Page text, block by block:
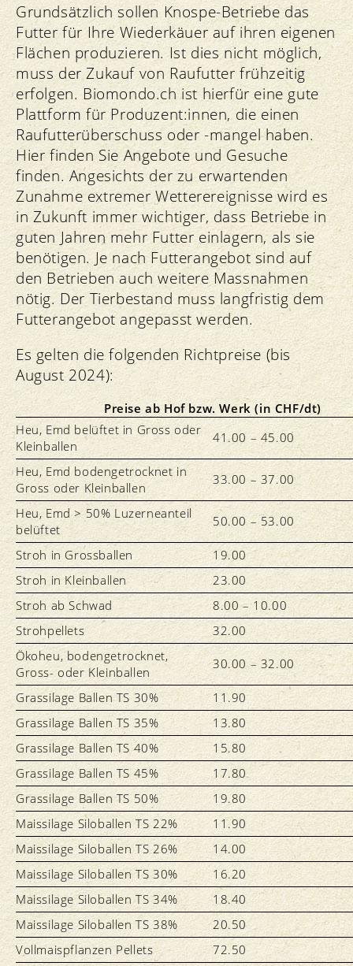
Grundsätzlich sollen Knospe-Betriebe das
Futter für Ihre Wiederkäuer auf ihren eigenen
Flächen produzieren. Ist dies nicht möglich,
muss der Zukauf von Raufutter frühzeitig
erfolgen. Biomondo.ch ist hierfür eine gute
Plattform für Produzent:innen, die einen
Raufutterüberschuss oder -mangel haben.
Hier finden Sie Angebote und Gesuche
finden. Angesichts der zu erwartenden
Zunahme extremer Wetterereignisse wird es
in Zukunft immer wichtiger, dass Betriebe in
guten Jahren mehr Futter einlagern, als sie
benötigen. Je nach Futterangebot sind auf
den Betrieben auch weitere Massnahmen
nötig. Der Tierbestand muss langfristig dem
Futterangebot angepasst werden.
Es gelten die folgenden Richtpreise (bis
August 2024):
Preise ab Hof bzw. Werk (in CHF/dt)
Heu, Emd belüftet in Gross oder
Kleinballen
41.00 – 45.00
Heu, Emd bodengetrocknet in
Gross oder Kleinballen
33.00 – 37.00
Heu, Emd > 50% Luzerneanteil
belüftet
50.00 – 53.00
Stroh in Grossballen
19.00
Stroh in Kleinballen
23.00
Stroh ab Schwad
8.00 – 10.00
Strohpellets
32.00
Ökoheu, bodengetrocknet,
Gross- oder Kleinballen
30.00 – 32.00
Grassilage Ballen TS 30%
11.90
Grassilage Ballen TS 35%
13.80
Grassilage Ballen TS 40%
15.80
Grassilage Ballen TS 45%
17.80
Grassilage Ballen TS 50%
19.80
Maissilage Siloballen TS 22%
11.90
Maissilage Siloballen TS 26%
14.00
Maissilage Siloballen TS 30%
16.20
Maissilage Siloballen TS 34%
18.40
Maissilage Siloballen TS 38%
20.50
Vollmaispflanzen Pellets
72.50